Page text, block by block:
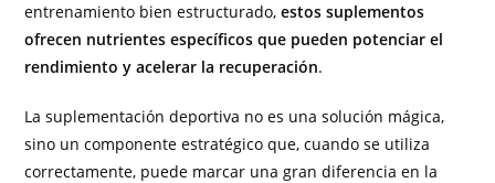
entrenamiento bien estructurado,estos suplementos
ofrecen nutrientes específicos que pueden potenciar el
rendimiento y acelerar la recuperación.
La suplementación deportiva no es una solución mágica,
sino un componente estratégico que, cuando se utiliza
correctamente, puede marcar una gran diferencia en la